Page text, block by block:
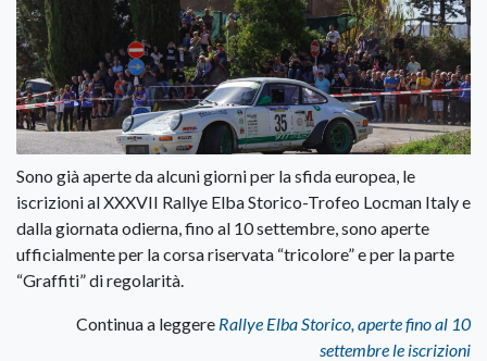
Sono già aperte da alcuni giorni per la sfida europea, le
iscrizioni al XXXVII Rallye Elba Storico-Trofeo Locman Italy e
dalla giornata odierna, fino al 10 settembre, sono aperte
ufficialmente per la corsa riservata “tricolore” e per la parte
“Graffiti” di regolarità.
Continua a leggere Rallye Elba Storico, aperte fino al 10
settembre le iscrizioni